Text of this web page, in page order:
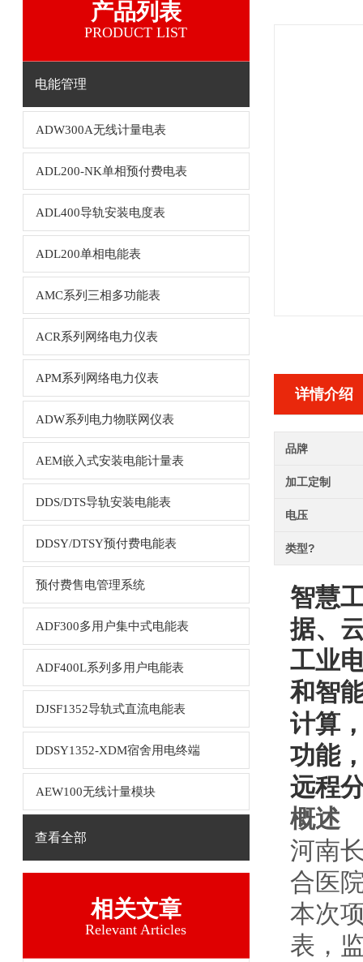
产品列表
PRODUCT LIST
电能管理
ADW300A无线计量电表
ADL200-NK单相预付费电表
ADL400导轨安装电度表
ADL200单相电能表
AMC系列三相多功能表
ACR系列网络电力仪表
APM系列网络电力仪表
ADW系列电力物联网仪表
AEM嵌入式安装电能计量表
DDS/DTS导轨安装电能表
DDSY/DTSY预付费电能表
预付费售电管理系统
ADF300多用户集中式电能表
ADF400L系列多用户电能表
DJSF1352导轨式直流电能表
DDSY1352-XDM宿舍用电终端
AEW100无线计量模块
查看全部
相关文章
Relevant Articles
详情介绍
品牌
加工定制
电压
类型?
智慧
据、
工业
和智
计算
功能
远程
概述
河南
合医
本次
表，